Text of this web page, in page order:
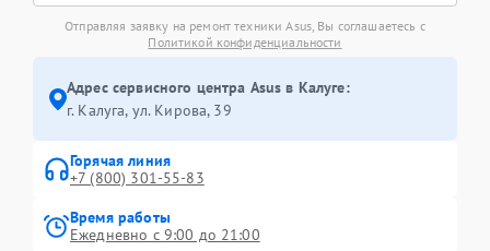
Отправляя заявку на ремонт техники Asus, Вы соглашаетесь с
Политикой конфиденциальности
Адрес сервисного центра Asus в Калуге:
г. Калуга, ул. Кирова, 39
Горячая линия
+7 (800) 301-55-83
Время работы
Ежедневно с 9:00 до 21:00